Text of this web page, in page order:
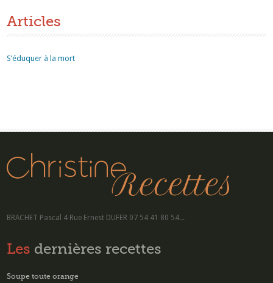
Articles
S’éduquer à la mort
BRACHET Pascal 4 Rue Ernest DUFER 07 54 41 80 54...
Les dernières recettes
Soupe toute orange